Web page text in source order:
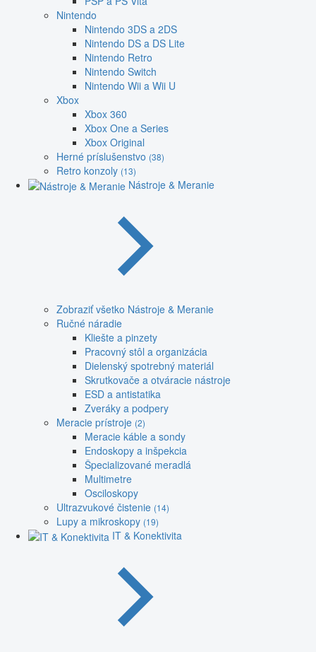
Nintendo
Nintendo 3DS a 2DS
Nintendo DS a DS Lite
Nintendo Retro
Nintendo Switch
Nintendo Wii a Wii U
Xbox
Xbox 360
Xbox One a Series
Xbox Original
Herné príslušenstvo (38)
Retro konzoly (13)
Nástroje & Meranie
Zobraziť všetko Nástroje & Meranie
Ručné náradie
Kliešte a pinzety
Pracovný stôl a organizácia
Dielenský spotrebný materiál
Skrutkovače a otváracie nástroje
ESD a antistatika
Zveráky a podpery
Meracie prístroje (2)
Meracie káble a sondy
Endoskopy a inšpekcia
Špecializované meradlá
Multimetre
Osciloskopy
Ultrazvukové čistenie (14)
Lupy a mikroskopy (19)
IT & Konektivita